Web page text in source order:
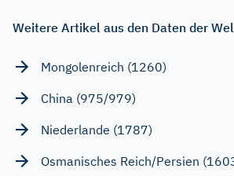
Weitere Artikel aus den Daten der
Mongolenreich (1260)
China (975/979)
Niederlande (1787)
Osmanisches Reich/Persien